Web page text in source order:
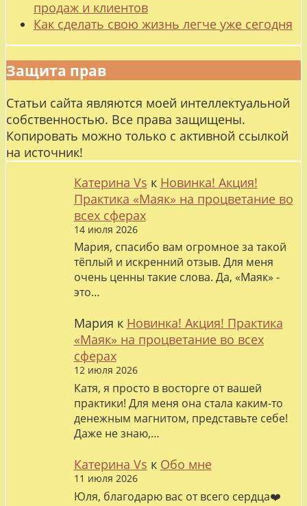
продаж и клиентов
Как сделать свою жизнь легче уже сегодня
Защита прав
Статьи сайта являются моей интеллектуальной
собственностью. Все права защищены.
Копировать можно только с активной ссылкой
на источник!
Катерина Vs к Новинка! Акция!
Практика «Маяк» на процветание во
всех сферах
14 июля 2026
Мария, спасибо вам огромное за такой
тёплый и искренний отзыв. Для меня
очень ценны такие слова. Да, «Маяк» -
это…
Мария к Новинка! Акция! Практика
«Маяк» на процветание во всех
сферах
12 июля 2026
Катя, я просто в восторге от вашей
практики! Для меня она стала каким-то
денежным магнитом, представьте себе!
Даже не знаю,…
Катерина Vs к Обо мне
11 июля 2026
Юля, благодарю вас от всего сердца❤️